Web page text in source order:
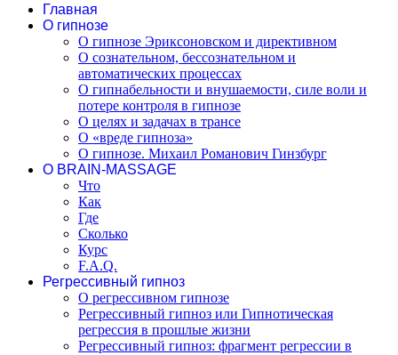
Главная
О гипнозе
О гипнозе Эриксоновском и директивном
О сознательном, бессознательном и
автоматических процессах
О гипнабельности и внушаемости, силе воли и
потере контроля в гипнозе
О целях и задачах в трансе
О «вреде гипноза»
О гипнозе. Михаил Романович Гинзбург
О BRAIN-MASSAGE
Что
Как
Где
Сколько
Курс
F.A.Q.
Регрессивный гипноз
О регрессивном гипнозе
Регрессивный гипноз или Гипнотическая
регрессия в прошлые жизни
Регрессивный гипноз: фрагмент регрессии в